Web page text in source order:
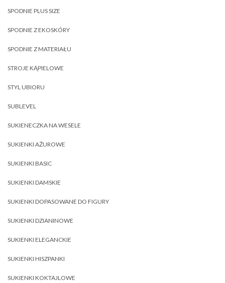
SPODNIE PLUS SIZE
SPODNIE Z EKOSKÓRY
SPODNIE Z MATERIAŁU
STROJE KĄPIELOWE
STYL UBIORU
SUBLEVEL
SUKIENECZKA NA WESELE
SUKIENKI AŻUROWE
SUKIENKI BASIC
SUKIENKI DAMSKIE
SUKIENKI DOPASOWANE DO FIGURY
SUKIENKI DZIANINOWE
SUKIENKI ELEGANCKIE
SUKIENKI HISZPANKI
SUKIENKI KOKTAJLOWE